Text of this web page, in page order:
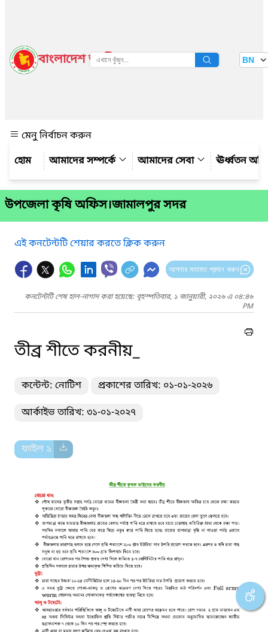
বাংলাদেশ জাতীয় তথ্য বাতায়ন BN
মেনু নির্বাচন করুন
আমাদের সম্পর্কে
আমাদের সেবা ঊর্ধ্বতন
উপজেলা কৃষি অফিস।জামালপুর সদর
এই কনটেন্টটি শেয়ার করতে ক্লিক করুন
আপনার মতামত প্রদান করুন
কনটেন্টটি শেষ হাল-নাগাদ করা হয়েছে: বৃহস্পতিবার, ১ জানুয়ারী, ২০২৬ এ ০৪:৪৬
PM
তীব্র শীতে করনীয়_
কন্টেন্ট: নোটিশ প্রকাশের তারিখ: ০১-০১-২০২৬
আর্কাইভ তারিখ: ৩১-০১-২০২৭
ফাইল ১